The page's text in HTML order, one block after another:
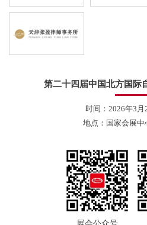
第二十四届中国北方国际
时间：2026年3月
地点：国家会展中